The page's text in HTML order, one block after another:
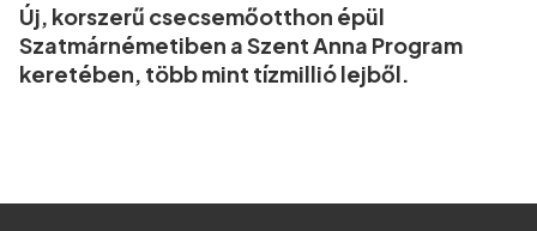
Új, korszerű csecsemőotthon épül
Szatmárnémetiben a Szent Anna Program
keretében, több mint tízmillió lejből.